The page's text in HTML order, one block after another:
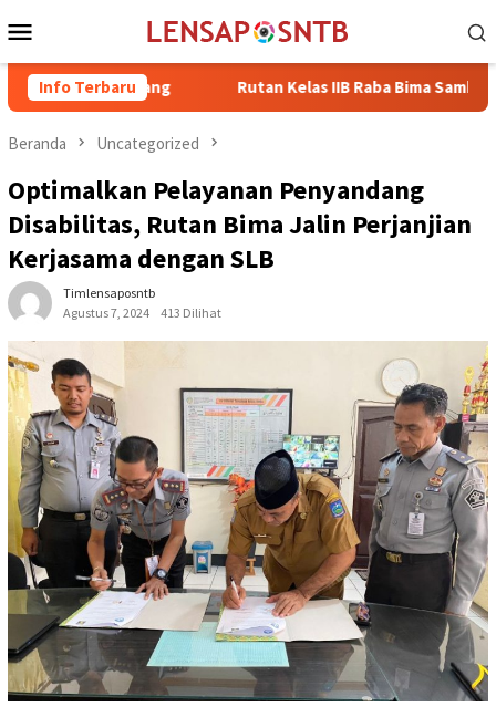
ke
Mobile
Info TerbaruRutan Kelas IIB Raba Bima Sambut Kunjungan
Beranda Uncategorized
Optimalkan Pelayanan Penyandang
Disabilitas, Rutan Bima Jalin Perjanjian
Kerjasama dengan SLB
Timlensaposntb
Agustus 7, 2024
413 Dilihat